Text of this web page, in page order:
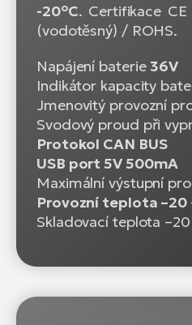
-20oC. Certifikace
(vodotěsný) / ROHS.
Napájení baterie 36V
Indikátor kapacity
Jmenovitý provozní
Svodový proud při
Protokol CAN BUS
USB port 5V 500mA
Maximální výstupní
Provozní teplota –20
Skladovací teplota